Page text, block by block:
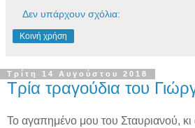
Δεν υπάρχουν σχόλια:
Κοινή χρήση
Τρίτη 14 Αυγούστου 2018
Τρία τραγούδια του
Το αγαπημένο μου του Σταυριανού,